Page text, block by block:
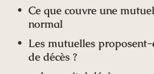
Ce que couvre une
normal
Les mutuelles
de décès ?